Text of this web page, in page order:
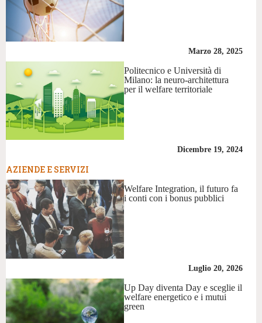
Marzo 28, 2025
Politecnico e Università di
Milano: la neuro-architettura
per il welfare territoriale
Dicembre 19, 2024
AZIENDE E SERVIZI
Welfare Integration, il futuro fa
i conti con i bonus pubblici
Luglio 20, 2026
Up Day diventa Day e sceglie il
welfare energetico e i mutui
green